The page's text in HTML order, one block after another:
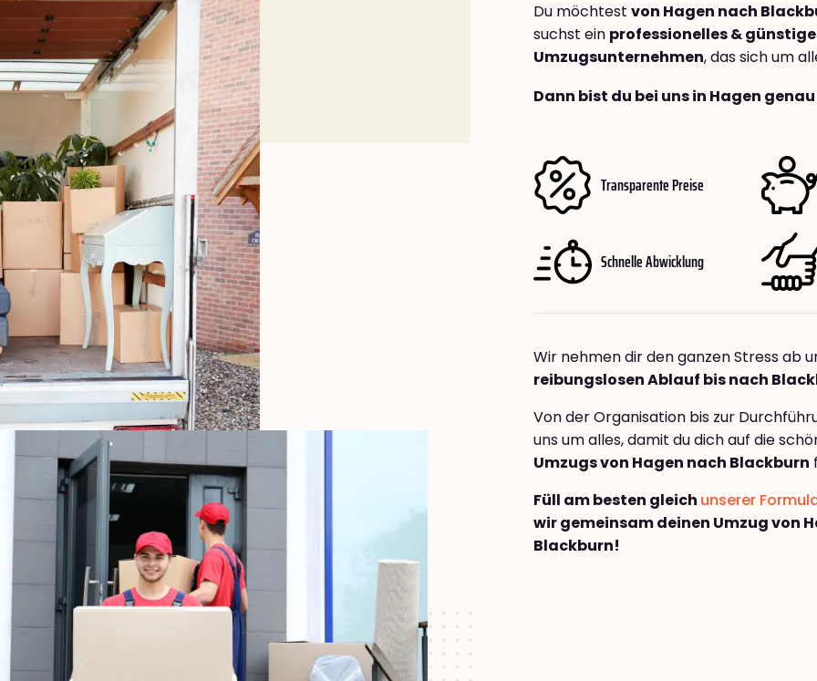
Du möchtest von Hagen nach
suchst ein professionelles &
Umzugsunternehmen, das sich um
Dann bist du bei uns in Hagen
Transparente Preise
Schnelle Abwicklung
Wir nehmen dir den ganzen Stress ab
reibungslosen Ablauf bis nach
Von der Organisation bis zur
uns um alles, damit du dich auf die
Umzugs von Hagen nach Blackburn
Füll am besten gleich unserer
wir gemeinsam deinen Umzug von
Blackburn!